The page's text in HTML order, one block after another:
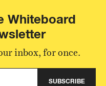
Whiteboard
inbox, for once.
SUBSCRIBE